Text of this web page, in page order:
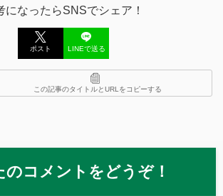
になったらSNSでシェア！
ポスト LINEで送る
この記事のタイトルとURLをコピーする
のコメントをどうぞ！